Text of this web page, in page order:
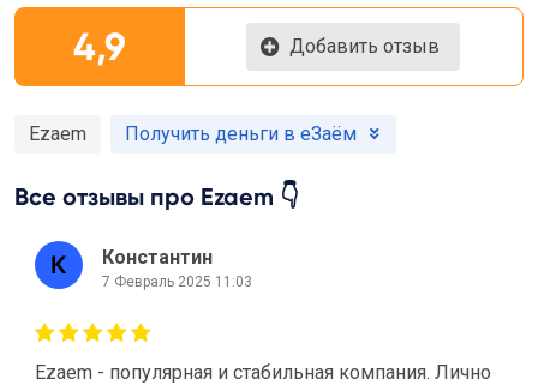
4,9 Добавить отзыв
Ezaem Получить деньги в еЗаём
Все отзывы про Ezaem 👇
Константин
7 Февраль 2025 11:03
Ezaem - популярная и стабильная компания. Лично